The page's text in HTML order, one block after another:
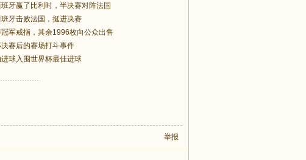
牙赢了比利时，半决赛对阵法国
牙击败法国，挺进决赛
军戒指，其余1996枚向公众出售
决赛后的赛场打斗事件
球入围世界杯最佳进球
举报